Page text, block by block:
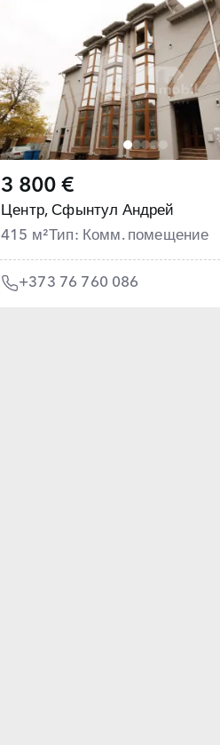
3 800 €
Центр, Сфынтул Андрей
415 м²Тип: Комм. помещение
+373 76 760 086